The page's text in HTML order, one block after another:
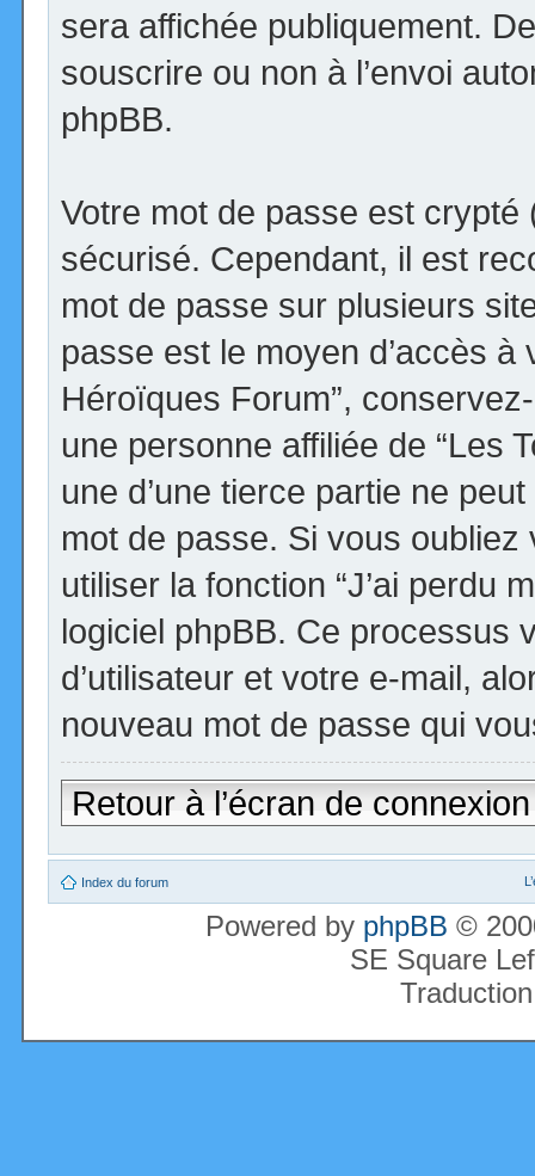
sera affichée publiquement.
souscrire ou non à l’envoi
phpBB.
Votre mot de passe est crypté
sécurisé. Cependant, il est
mot de passe sur plusieurs
passe est le moyen d’accès à
Héroïques Forum”,
une personne affiliée de “Les
une d’une tierce partie ne
mot de passe. Si vous
utiliser la fonction “J’ai perdu
logiciel phpBB. Ce processus
d’utilisateur et votre e-mail,
nouveau mot de passe qui
Retour à l’écran de connexion
Index du forum
Powered by phpBB ©
SE Square